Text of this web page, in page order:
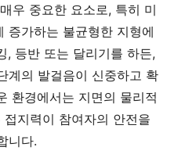
우 중요한 요소로, 특히 미
증가하는 불균형한 지형에
, 등반 또는 달리기를 하든,
계의 발걸음이 신중하고 확
환경에서는 지면의 물리적
지력이 참여자의 안전을
니다.